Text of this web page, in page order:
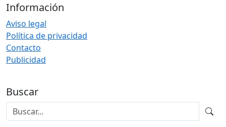
Información
Aviso legal
Política de privacidad
Contacto
Publicidad
Buscar